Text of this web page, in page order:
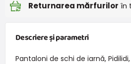
Returnarea mărfurilor în
Descriere și parametri
Pantaloni de schi de iarnă, Pidilidi,